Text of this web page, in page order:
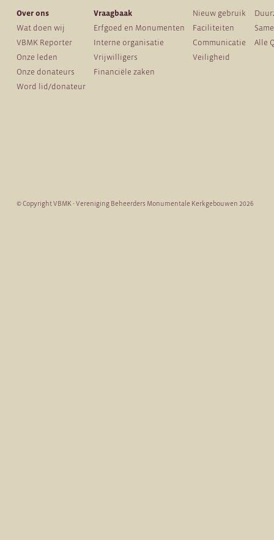
Over ons
Wat doen wij
VBMK Reporter
Onze leden
Onze donateurs
Word lid/donateur
Vraagbaak
Erfgoed en Monumenten
Interne organisatie
Vrijwilligers
Financiële zaken
Nieuw gebruik
Faciliteiten
Communicatie
Veiligheid
Alle
© Copyright VBMK - Vereniging Beheerders Monumentale Kerkgebouwen 2026